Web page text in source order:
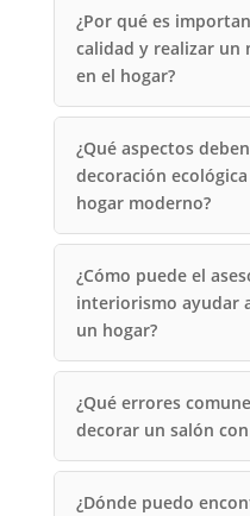
¿Por qué es
calidad y realizar un
en el hogar?
¿Qué aspectos
decoración
hogar moderno?
¿Cómo puede el
interiorismo ayudar
un hogar?
¿Qué errores
decorar un salón
¿Dónde puedo